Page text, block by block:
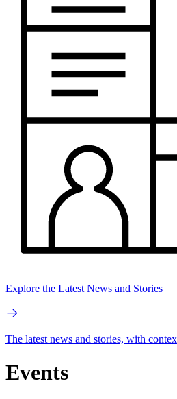
Explore the Latest News and Stories
The latest news and stories, with
Events